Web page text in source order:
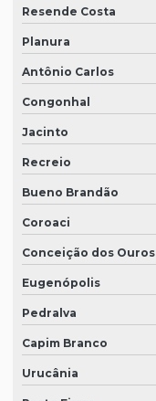
Resende Costa
Planura
Antônio Carlos
Congonhal
Jacinto
Recreio
Bueno Brandão
Coroaci
Conceição dos Ouros
Eugenópolis
Pedralva
Capim Branco
Urucânia